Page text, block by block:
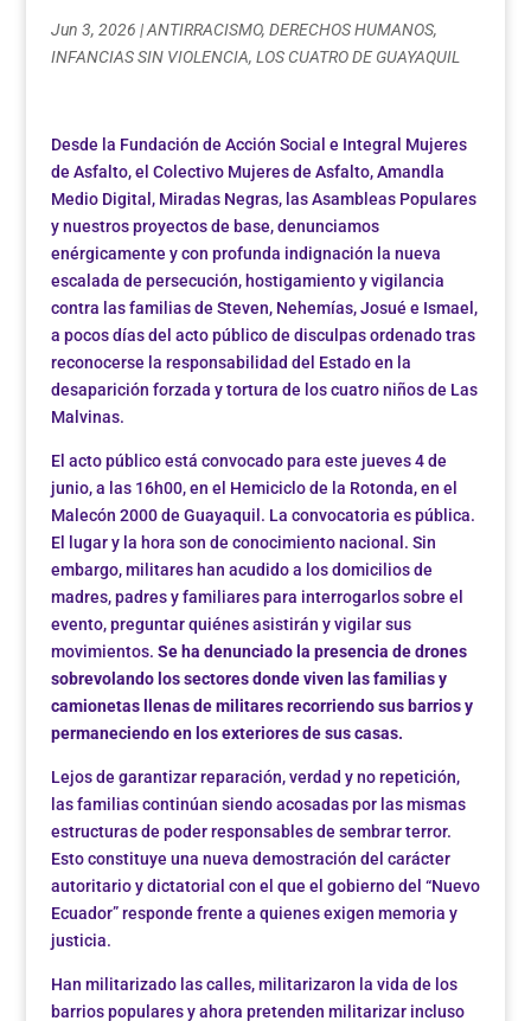
Jun 3, 2026 |ANTIRRACISMO, DERECHOS HUMANOS,
INFANCIAS SIN VIOLENCIA, LOS CUATRO DE GUAYAQUIL
Desde la Fundación de Acción Social e Integral Mujeres
de Asfalto, el Colectivo Mujeres de Asfalto, Amandla
Medio Digital, Miradas Negras, las Asambleas Populares
y nuestros proyectos de base, denunciamos
enérgicamente y con profunda indignación la nueva
escalada de persecución, hostigamiento y vigilancia
contra las familias de Steven, Nehemías, Josué e Ismael,
a pocos días del acto público de disculpas ordenado tras
reconocerse la responsabilidad del Estado en la
desaparición forzada y tortura de los cuatro niños de Las
Malvinas.
El acto público está convocado para este jueves 4 de
junio, a las 16h00, en el Hemiciclo de la Rotonda, en el
Malecón 2000 de Guayaquil. La convocatoria es pública.
El lugar y la hora son de conocimiento nacional. Sin
embargo, militares han acudido a los domicilios de
madres, padres y familiares para interrogarlos sobre el
evento, preguntar quiénes asistirán y vigilar sus
movimientos. Se ha denunciado la presencia de drones
sobrevolando los sectores donde viven las familias y
camionetas llenas de militares recorriendo sus barrios y
permaneciendo en los exteriores de sus casas.
Lejos de garantizar reparación, verdad y no repetición,
las familias continúan siendo acosadas por las mismas
estructuras de poder responsables de sembrar terror.
Esto constituye una nueva demostración del carácter
autoritario y dictatorial con el que el gobierno del “Nuevo
Ecuador” responde frente a quienes exigen memoria y
justicia.
Han militarizado las calles, militarizaron la vida de los
barrios populares y ahora pretenden militarizar incluso